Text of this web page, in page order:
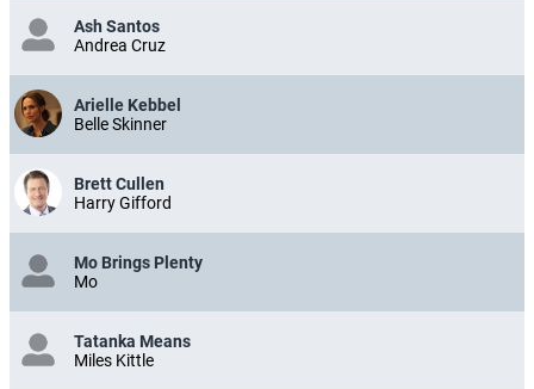
Ash Santos
Andrea Cruz
Arielle Kebbel
Belle Skinner
Brett Cullen
Harry Gifford
Mo Brings Plenty
Mo
Tatanka Means
Miles Kittle